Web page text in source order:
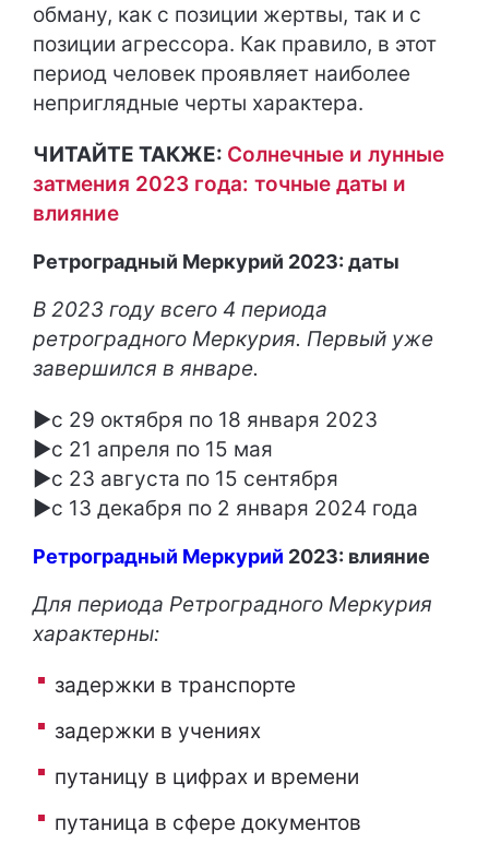
обману, как с позиции жертвы, так и с
позиции агрессора. Как правило, в этот
период человек проявляет наиболее
неприглядные черты характера.
ЧИТАЙТЕ ТАКЖЕ: Солнечные и лунные
затмения 2023 года: точные даты и
влияние
Ретроградный Меркурий 2023: даты
В 2023 году всего 4 периода
ретроградного Меркурия. Первый уже
завершился в январе.
►с 29 октября по 18 января 2023
►с 21 апреля по 15 мая
►с 23 августа по 15 сентября
►с 13 декабря по 2 января 2024 года
Ретроградный Меркурий 2023: влияние
Для периода Ретроградного Меркурия
характерны:
задержки в транспорте
задержки в учениях
путаницу в цифрах и времени
путаница в сфере документов